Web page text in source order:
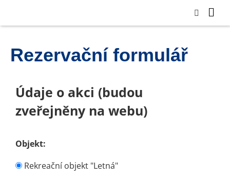
Rezervační formulář
Údaje o akci (budou
zveřejněny na webu)
Objekt:
Rekreační objekt "Letná"